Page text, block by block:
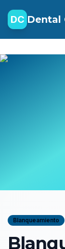
DC Dental
Blanqueamiento